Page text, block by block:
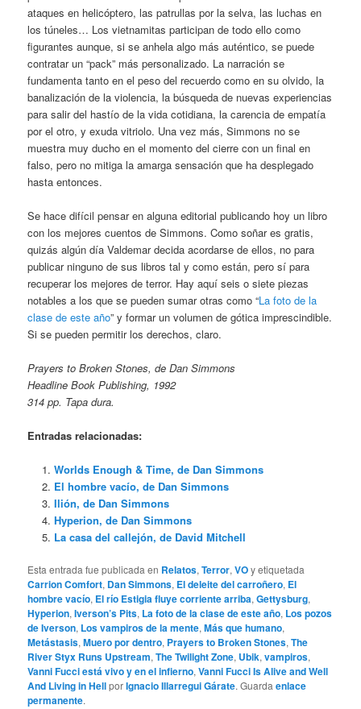
ataques en helicóptero, las patrullas por la selva, las luchas en
los túneles… Los vietnamitas participan de todo ello como
figurantes aunque, si se anhela algo más auténtico, se puede
contratar un “pack” más personalizado. La narración se
fundamenta tanto en el peso del recuerdo como en su olvido, la
banalización de la violencia, la búsqueda de nuevas experiencias
para salir del hastío de la vida cotidiana, la carencia de empatía
por el otro, y exuda vitriolo. Una vez más, Simmons no se
muestra muy ducho en el momento del cierre con un final en
falso, pero no mitiga la amarga sensación que ha desplegado
hasta entonces.
Se hace difícil pensar en alguna editorial publicando hoy un libro
con los mejores cuentos de Simmons. Como soñar es gratis,
quizás algún día Valdemar decida acordarse de ellos, no para
publicar ninguno de sus libros tal y como están, pero sí para
recuperar los mejores de terror. Hay aquí seis o siete piezas
notables a los que se pueden sumar otras como “La foto de la
clase de este año” y formar un volumen de gótica imprescindible.
Si se pueden permitir los derechos, claro.
Prayers to Broken Stones, de Dan Simmons
Headline Book Publishing, 1992
314 pp. Tapa dura.
Entradas relacionadas:
Worlds Enough & Time, de Dan Simmons
El hombre vacío, de Dan Simmons
Ilión, de Dan Simmons
Hyperion, de Dan Simmons
La casa del callejón, de David Mitchell
Esta entrada fue publicada en Relatos,Terror,VOy etiquetada
Carrion Comfort, Dan Simmons, El deleite del carroñero, El
hombre vacío, El río Estigia fluye corriente arriba,Gettysburg,
Hyperion,Iverson’s Pits, La foto de la clase de este año, Los pozos
de Iverson, Los vampiros de la mente,Más que humano,
Metástasis,Muero por dentro, Prayers to Broken Stones,The
River Styx Runs Upstream,The Twilight Zone, Ubik,vampiros,
Vanni Fucci está vivo y en el infierno,Vanni Fucci Is Alive and Well
And Living in HellporIgnacio Illarregui Gárate. Guardaenlace
permanente.